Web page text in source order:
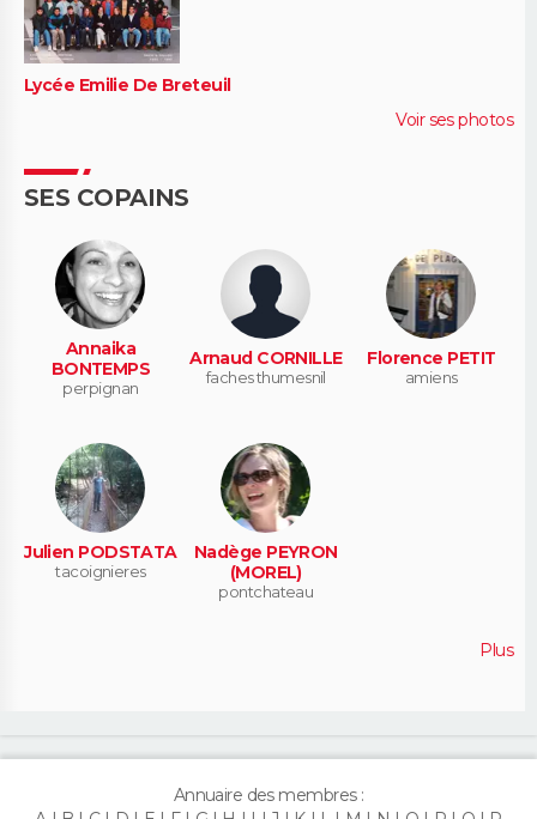
Lycée Emilie De Breteuil
Voir ses photos
SES COPAINS
Annaika
BONTEMPS
perpignan
Arnaud CORNILLE
faches thumesnil
Florence PETIT
amiens
Julien PODSTATA
tacoignieres
Nadège PEYRON
(MOREL)
pontchateau
Plus
Annuaire des membres :